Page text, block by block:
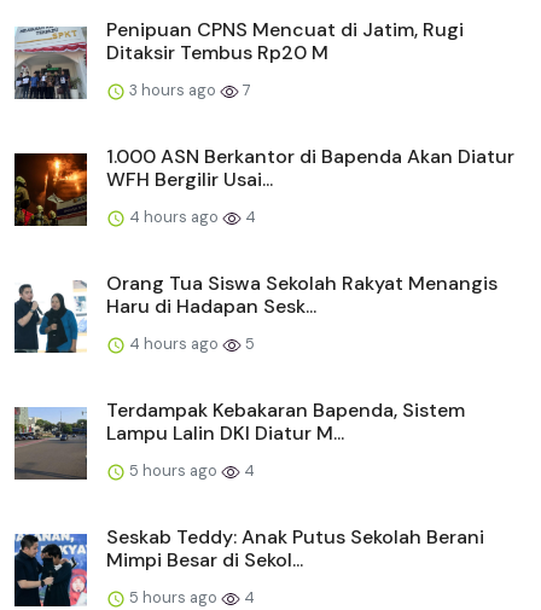
Penipuan CPNS Mencuat di Jatim, Rugi
Ditaksir Tembus Rp20 M
3 hours ago 7
1.000 ASN Berkantor di Bapenda Akan Diatur
WFH Bergilir Usai...
4 hours ago 4
Orang Tua Siswa Sekolah Rakyat Menangis
Haru di Hadapan Sesk...
4 hours ago 5
Terdampak Kebakaran Bapenda, Sistem
Lampu Lalin DKI Diatur M...
5 hours ago 4
Seskab Teddy: Anak Putus Sekolah Berani
Mimpi Besar di Sekol...
5 hours ago 4